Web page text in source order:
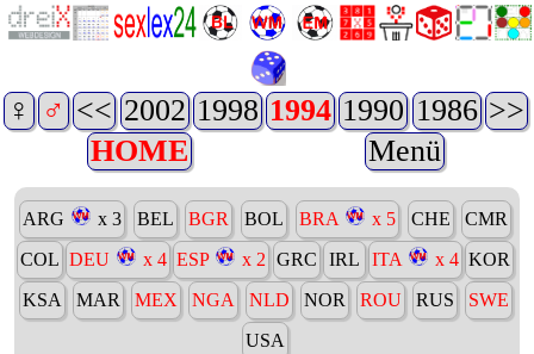
♀ ♂ << 2002 1998 1994 1990 1986 >>
HOME
Menü
ARG x 3 BEL BGR BOL BRA x 5 CHE
CMR
COL DEU x 4 ESP x 2 GRC IRL ITA x 4 KOR
KSA
MAR MEX NGA NLD NOR ROU RUS
SWE
USA